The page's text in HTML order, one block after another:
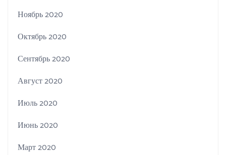
Ноябрь 2020
Октябрь 2020
Сентябрь 2020
Август 2020
Июль 2020
Июнь 2020
Март 2020